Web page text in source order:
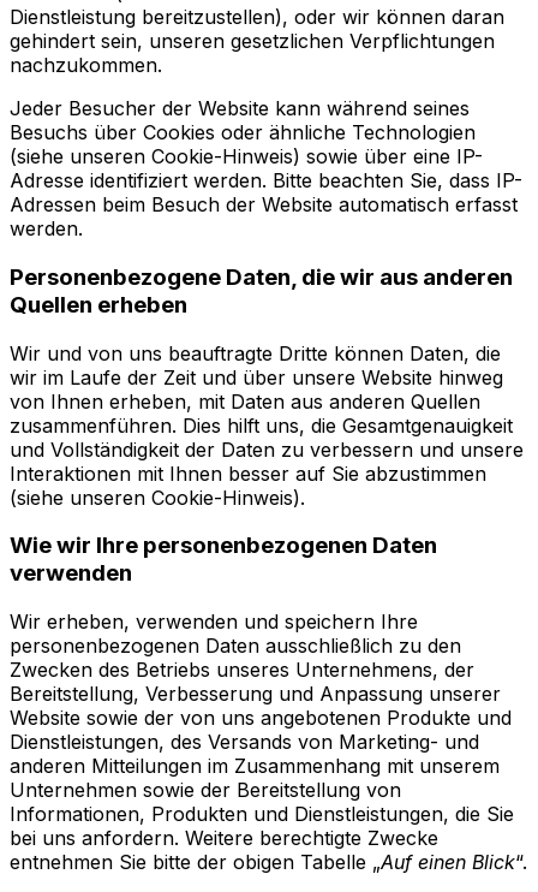
Dienstleistung bereitzustellen), oder wir können daran
gehindert sein, unseren gesetzlichen Verpflichtungen
nachzukommen.
Jeder Besucher der Website kann während seines
Besuchs über Cookies oder ähnliche Technologien
(siehe unseren Cookie-Hinweis) sowie über eine IP-
Adresse identifiziert werden. Bitte beachten Sie, dass IP-
Adressen beim Besuch der Website automatisch erfasst
werden.
Personenbezogene Daten, die wir aus anderen
Quellen erheben
Wir und von uns beauftragte Dritte können Daten, die
wir im Laufe der Zeit und über unsere Website hinweg
von Ihnen erheben, mit Daten aus anderen Quellen
zusammenführen. Dies hilft uns, die Gesamtgenauigkeit
und Vollständigkeit der Daten zu verbessern und unsere
Interaktionen mit Ihnen besser auf Sie abzustimmen
(siehe unseren Cookie-Hinweis).
Wie wir Ihre personenbezogenen Daten
verwenden
Wir erheben, verwenden und speichern Ihre
personenbezogenen Daten ausschließlich zu den
Zwecken des Betriebs unseres Unternehmens, der
Bereitstellung, Verbesserung und Anpassung unserer
Website sowie der von uns angebotenen Produkte und
Dienstleistungen, des Versands von Marketing- und
anderen Mitteilungen im Zusammenhang mit unserem
Unternehmen sowie der Bereitstellung von
Informationen, Produkten und Dienstleistungen, die Sie
bei uns anfordern. Weitere berechtigte Zwecke
entnehmen Sie bitte der obigen Tabelle „Auf einen Blick“.